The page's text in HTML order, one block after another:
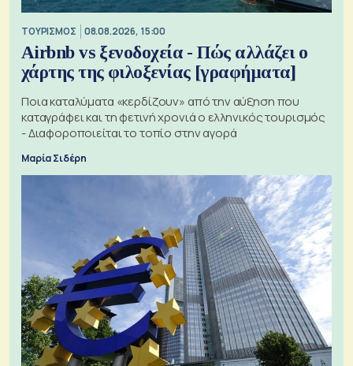
ΤΟΥΡΙΣΜΟΣ 08.08.2026, 15:00
Airbnb vs ξενοδοχεία - Πώς αλλάζει ο
χάρτης της φιλοξενίας [γραφήματα]
Ποια καταλύματα «κερδίζουν» από την αύξηση που
καταγράφει και τη φετινή χρονιά ο ελληνικός τουρισμός
- Διαφοροποιείται το τοπίο στην αγορά
Μαρία Σιδέρη